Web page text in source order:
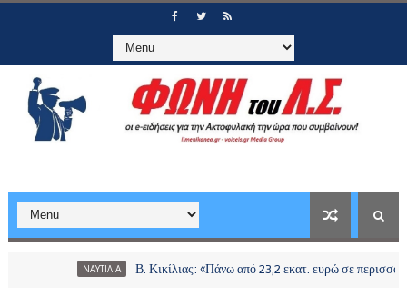
Β. Κικίλιας: «Πάνω από 23,2 εκατ. ευρώ σε περισσότερους